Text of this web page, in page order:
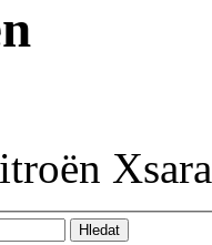
Xsara